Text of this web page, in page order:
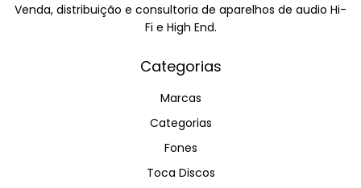
Venda, distribuição e consultoria de aparelhos de audio Hi-
Fi e High End.
Categorias
Marcas
Categorias
Fones
Toca Discos